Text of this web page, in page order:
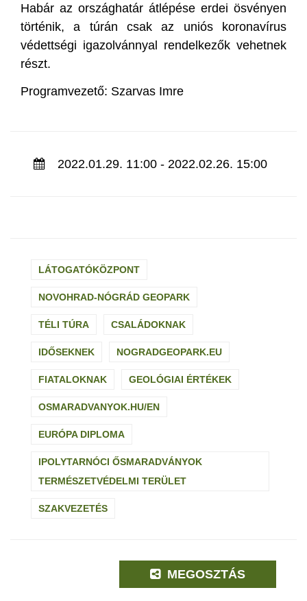
Habár az országhatár átlépése erdei ösvényen
történik, a túrán csak az uniós koronavírus
védettségi igazolvánnyal rendelkezők vehetnek
részt.
Programvezető: Szarvas Imre
2022.01.29. 11:00 - 2022.02.26. 15:00
LÁTOGATÓKÖZPONT
NOVOHRAD-NÓGRÁD GEOPARK
TÉLI TÚRA CSALÁDOKNAK
IDŐSEKNEK NOGRADGEOPARK.EU
FIATALOKNAK GEOLÓGIAI ÉRTÉKEK
OSMARADVANYOK.HU/EN
EURÓPA DIPLOMA
IPOLYTARNÓCI ŐSMARADVÁNYOK
TERMÉSZETVÉDELMI TERÜLET
SZAKVEZETÉS
MEGOSZTÁS